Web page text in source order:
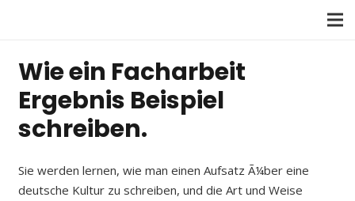
Wie ein Facharbeit
Ergebnis Beispiel
schreiben.
Sie werden lernen, wie man einen Aufsatz Ã¼ber eine
deutsche Kultur zu schreiben, und die Art und Weise